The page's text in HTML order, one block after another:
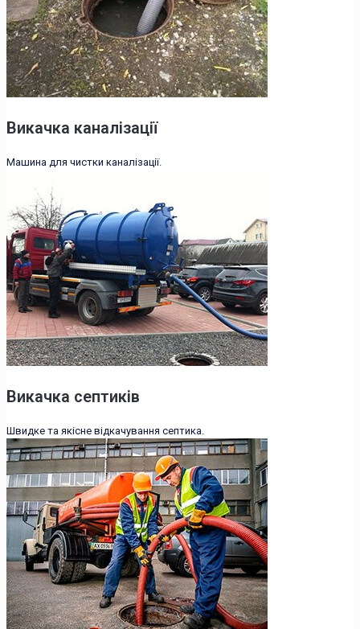
Викачка каналізації
Машина для чистки каналізації.
Викачка септиків
Швидке та якісне відкачування септика.